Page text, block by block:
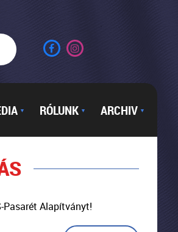
▼ RÓLUNK ▼ ARCHIV ▼
Pasarét Alapítványt!